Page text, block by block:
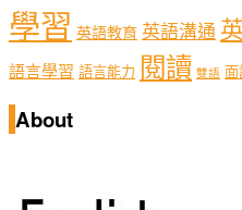
學習 英語教育 英語溝通
語言學習 語言能力 閱讀 雙語 面
About